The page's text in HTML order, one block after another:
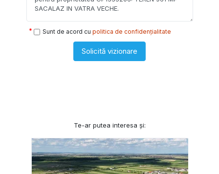
Sunt de acord cu politica de confidențialitate
Solicită vizionare
Te-ar putea interesa și: